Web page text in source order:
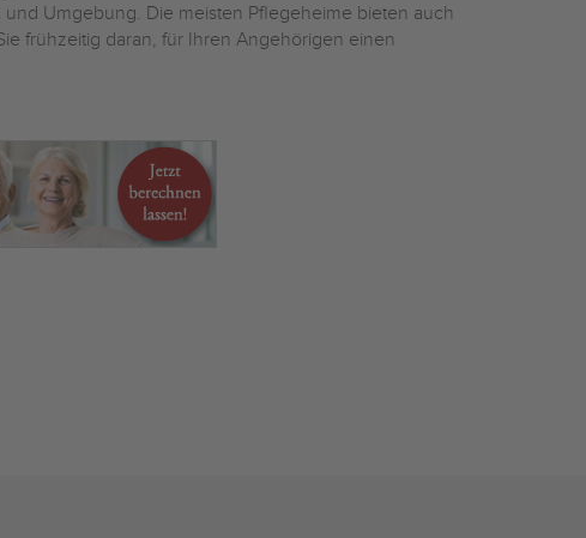
und Umgebung. Die meisten Pflegeheime bieten auch
frühzeitig daran, für Ihren Angehörigen einen